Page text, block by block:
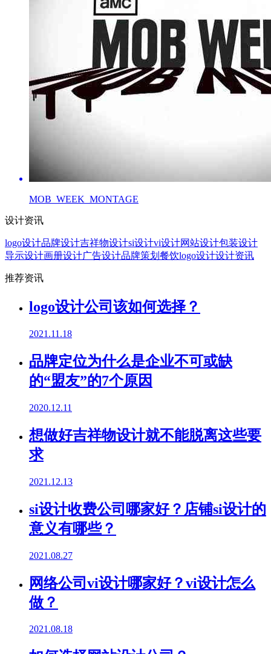
MOB_WEEK_MONTAGE
设计资讯
logo设计品牌设计吉祥物设计si设计vi设计网站设计包装设计
导示设计画册设计广告设计品牌策划 餐饮logo设计设计资讯
推荐资讯
logo设计公司该如何选择？
2021.11.18
品牌定位为什么是企业不可或缺
的“盟友”的7个原因
2020.12.11
想做好吉祥物设计就不能脱离这些要
求
2021.12.13
si设计收费公司哪家好？店铺si设计的
意义有哪些？
2021.08.27
网络公司vi设计哪家好？vi设计怎么
做？
2021.08.18